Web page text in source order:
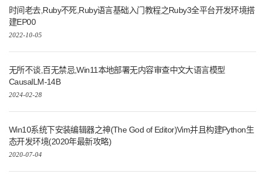
时间老去,Ruby不死,Ruby语言基础入门教程之Ruby3全平台开发环境搭
建EP00
2022-10-05
无所不谈,百无禁忌,Win11本地部署无内容审查中文大语言模型
CausalLM-14B
2024-02-28
Win10系统下安装编辑器之神(The God of Editor)Vim并且构建Python生
态开发环境(2020年最新攻略)
2020-07-04